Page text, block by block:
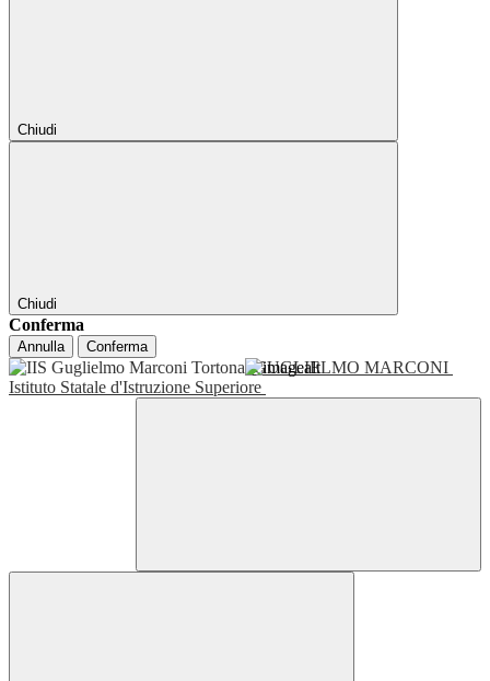
Chiudi
Chiudi
Conferma
Annulla Conferma
GUGLIELMO MARCONI
Istituto Statale d'Istruzione Superiore